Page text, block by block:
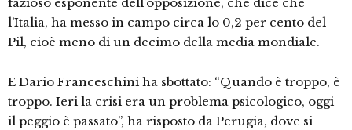
fazioso esponente dell’opposizione, che dice che
l’Italia, ha messo in campo circa lo 0,2 per cento del
Pil, cioè meno di un decimo della media mondiale.
E Dario Franceschini ha sbottato: “Quando è troppo, è
troppo. Ieri la crisi era un problema psicologico, oggi
il peggio è passato”, ha risposto da Perugia, dove si